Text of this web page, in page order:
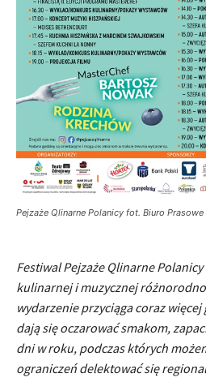
Pejzaże Qlinarne Polanicy fot. Biuro
Festiwal Pejzaże Qlinarne
kulinarnej i muzycznej
wydarzenie przyciąga coraz
dają się oczarować smakom,
dni w roku, podczas których
ograniczeń delektować się